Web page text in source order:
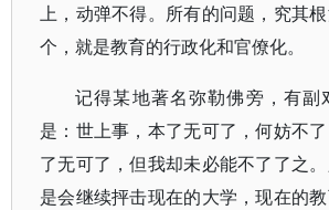
上，动弹不得。所有的问题，究其
个，就是教育的行政化和官僚化。
记得某地著名弥勒佛旁，有副
是：世上事，本了无可了，何妨不
了无可了，但我却未必能不了了之
是会继续抨击现在的大学，现在的